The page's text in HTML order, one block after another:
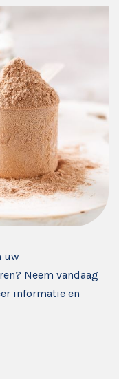
uw
Neem vandaag
informatie en